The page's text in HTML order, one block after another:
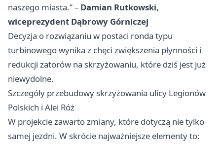
naszego miasta.” – Damian Rutkowski,
wiceprezydent Dąbrowy Górniczej
Decyzja o rozwiązaniu w postaci ronda typu
turbinowego wynika z chęci zwiększenia płynności i
redukcji zatorów na skrzyżowaniu, które dziś jest już
niewydolne.
Szczegóły przebudowy skrzyżowania ulicy Legionów
Polskich i Alei Róż
W projekcie zawarto zmiany, które dotyczą nie tylko
samej jezdni. W skrócie najważniejsze elementy to: